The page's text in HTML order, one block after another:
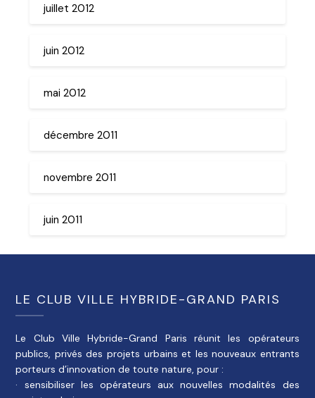
juillet 2012
juin 2012
mai 2012
décembre 2011
novembre 2011
juin 2011
LE CLUB VILLE HYBRIDE-GRAND PARIS
Le Club Ville Hybride-Grand Paris réunit les opérateurs
publics, privés des projets urbains et les nouveaux entrants
porteurs d’innovation de toute nature, pour :
· sensibiliser les opérateurs aux nouvelles modalités des